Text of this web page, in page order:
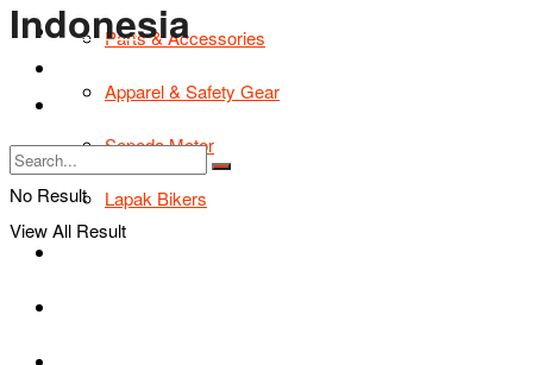
Parts & Accessories
Apparel & Safety Gear
Sepeda Motor
Lapak Bikers
TIPS & TRIK
Tentang Kami
No Result
View All Result
Indonesia